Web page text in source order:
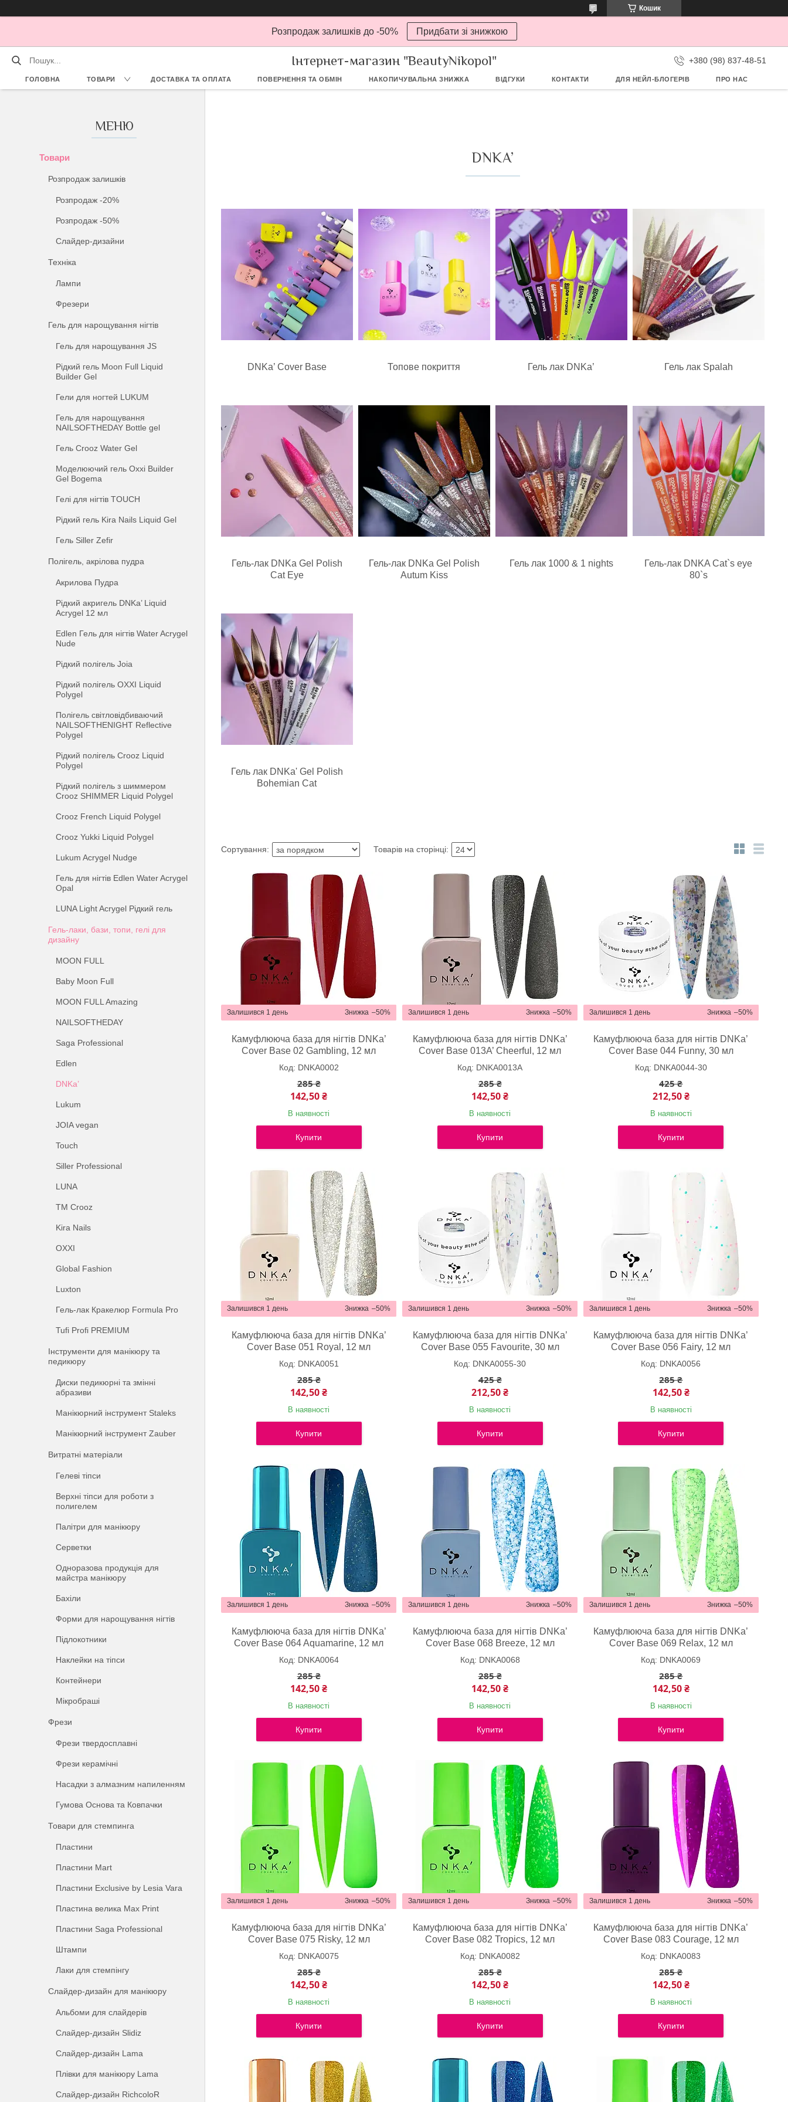
Кошик
Розпродаж залишків до -50% Придбати зі знижкою
Інтернет-магазин "BeautyNikopol" +380 (98) 837-48-51
ГОЛОВНА ТОВАРИ ДОСТАВКА ТА ОПЛАТА ПОВЕРНЕННЯ ТА ОБМІН НАКОПИЧУВАЛЬНА ЗНИЖКА ВІДГУКИ КОНТАКТИ ДЛЯ НЕЙЛ-БЛОГЕРІВ ПРО НАС
Товари
Розпродаж залишків
Розпродаж -20%
Розпродаж -50%
Слайдер-дизайни
Техніка
Лампи
Фрезери
Гель для нарощування нігтів
Гель для нарощування JS
Рідкий гель Moon Full Liquid
Builder Gel
Гели для ногтей LUKUM
Гель для нарощування
NAILSOFTHEDAY Bottle gel
Гель Crooz Water Gel
Моделюючий гель Oxxi Builder
Gel Bogema
Гелі для нігтів TOUCH
Рідкий гель Kira Nails Liquid Gel
Гель Siller Zefir
Полігель, акрілова пудра
Акрилова Пудра
Рідкий акригель DNKa’ Liquid
Acrygel 12 мл
Edlen Гель для нігтів Water Acrygel
Nude
Рідкий полігель Joia
Рідкий полігель OXXI Liquid
Polygel
Полігель світловідбиваючий
NAILSOFTHENIGHT Reflective
Polygel
Рідкий полігель Crooz Liquid
Polygel
Рідкий полігель з шиммером
Crooz SHIMMER Liquid Polygel
Crooz French Liquid Polygel
Crooz Yukki Liquid Polygel
Lukum Acrygel Nudge
Гель для нігтів Edlen Water Acrygel
Opal
LUNA Light Acrygel Рідкий гель
Гель-лаки, бази, топи, гелі для
дизайну
MOON FULL
Baby Moon Full
MOON FULL Amazing
NAILSOFTHEDAY
Saga Professional
Edlen
DNKa’
Lukum
JOIA vegan
Touch
Siller Professional
LUNA
ТМ Crooz
Kira Nails
OXXI
Global Fashion
Luxton
Гель-лак Кракелюр Formula Pro
Tufi Profi PREMIUM
Інструменти для манікюру та
педикюру
Диски педикюрні та змінні
абразиви
Манікюрний інструмент Staleks
Манікюрний інструмент Zauber
Витратні матеріали
Гелеві тіпси
Верхні тіпси для роботи з
полигелем
Палітри для манікюру
Серветки
Одноразова продукція для
майстра манікюру
Бахіли
Форми для нарощування нігтів
Підлокотники
Наклейки на тіпси
Контейнери
Мікробраші
Фрези
Фрези твердосплавні
Фрези керамічні
Насадки з алмазним напиленням
Гумова Основа та Ковпачки
Товари для стемпинга
Пластини
Пластини Mart
Пластини Exclusive by Lesia Vara
Пластина велика Max Print
Пластини Saga Professional
Штампи
Лаки для стемпінгу
Слайдер-дизайн для манікюру
Альбоми для слайдерів
Слайдер-дизайн Slidiz
Слайдер-дизайн Lama
Плівки для манікюру Lama
Слайдер-дизайн RichcoloR
DNKA’
DNKa’ Cover Base Топове покриття Гель лак DNKa’ Гель лак Spalah
Гель-лак DNKa Gel Polish
Cat Eye
Гель-лак DNKa Gel Polish
Autum Kiss
Гель лак 1000 & 1 nights
Гель-лак DNKA Cat`s eye
80`s
Гель лак DNKa' Gel Polish
Bohemian Cat
–50%
Залишився 1 день
Камуфлююча база для нігтів DNKa’
Cover Base 02 Gambling, 12 мл
DNKA0002
285 ₴
142,50 ₴
В наявності
Купити
–50%
Залишився 1 день
Камуфлююча база для нігтів DNKa’
Cover Base 013A’ Cheerful, 12 мл
DNKA0013A
285 ₴
142,50 ₴
В наявності
Купити
–50%
Залишився 1 день
Камуфлююча база для нігтів DNKa’
Cover Base 044 Funny, 30 мл
DNKA0044-30
425 ₴
212,50 ₴
В наявності
Купити
–50%
Залишився 1 день
Камуфлююча база для нігтів DNKa’
Cover Base 051 Royal, 12 мл
DNKA0051
285 ₴
142,50 ₴
В наявності
Купити
–50%
Залишився 1 день
Камуфлююча база для нігтів DNKa’
Cover Base 055 Favourite, 30 мл
DNKA0055-30
425 ₴
212,50 ₴
В наявності
Купити
–50%
Залишився 1 день
Камуфлююча база для нігтів DNKa’
Cover Base 056 Fairy, 12 мл
DNKA0056
285 ₴
142,50 ₴
В наявності
Купити
–50%
Залишився 1 день
Камуфлююча база для нігтів DNKa’
Cover Base 064 Aquamarine, 12 мл
DNKA0064
285 ₴
142,50 ₴
В наявності
Купити
–50%
Залишився 1 день
Камуфлююча база для нігтів DNKa’
Cover Base 068 Breeze, 12 мл
DNKA0068
285 ₴
142,50 ₴
В наявності
Купити
–50%
Залишився 1 день
Камуфлююча база для нігтів DNKa’
Cover Base 069 Relax, 12 мл
DNKA0069
285 ₴
142,50 ₴
В наявності
Купити
–50%
Залишився 1 день
Камуфлююча база для нігтів DNKa’
Cover Base 075 Risky, 12 мл
DNKA0075
285 ₴
142,50 ₴
В наявності
Купити
–50%
Залишився 1 день
Камуфлююча база для нігтів DNKa’
Cover Base 082 Tropics, 12 мл
DNKA0082
285 ₴
142,50 ₴
В наявності
Купити
–50%
Залишився 1 день
Камуфлююча база для нігтів DNKa’
Cover Base 083 Courage, 12 мл
DNKA0083
285 ₴
142,50 ₴
В наявності
Купити